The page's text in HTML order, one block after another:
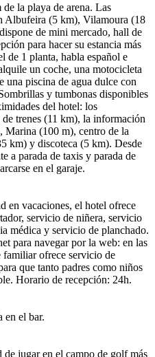
la playa de arena. Las
Albufeira (5 km), Vilamoura (18
de mini mercado, hall de
para hacer su estancia más
de 1 planta, habla español e
un coche, una motocicleta
una piscina de agua dulce con
y tumbonas disponibles
del hotel: los
trenes (11 km), la información
Marina (100 m), centro de la
km) y discoteca (5 km). Desde
a parada de taxis y parada de
en el garaje.
en vacaciones, el hotel ofrece
servicio de niñera, servicio
médica y servicio de planchado.
para navegar por la web: en las
ofrece servicio de
que tanto padres como niños
Horario de recepción: 24h.
en el bar.
jugar en el campo de golf más